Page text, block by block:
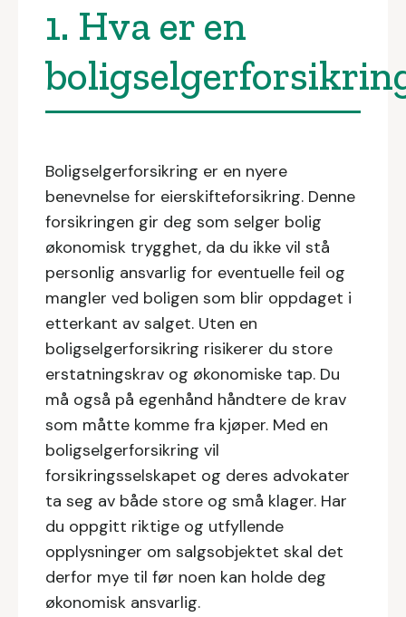
1. Hva er en
Boligselgerforsikring er en nyere
benevnelse for eierskifteforsikring. Denne
forsikringen gir deg som selger bolig
økonomisk trygghet, da du ikke vil stå
personlig ansvarlig for eventuelle feil og
mangler ved boligen som blir oppdaget i
etterkant av salget. Uten en
boligselgerforsikring risikerer du store
erstatningskrav og økonomiske tap. Du
må også på egenhånd håndtere de krav
som måtte komme fra kjøper. Med en
boligselgerforsikring vil
forsikringsselskapet og deres advokater
ta seg av både store og små klager. Har
du oppgitt riktige og utfyllende
opplysninger om salgsobjektet skal det
derfor mye til før noen kan holde deg
økonomisk ansvarlig.